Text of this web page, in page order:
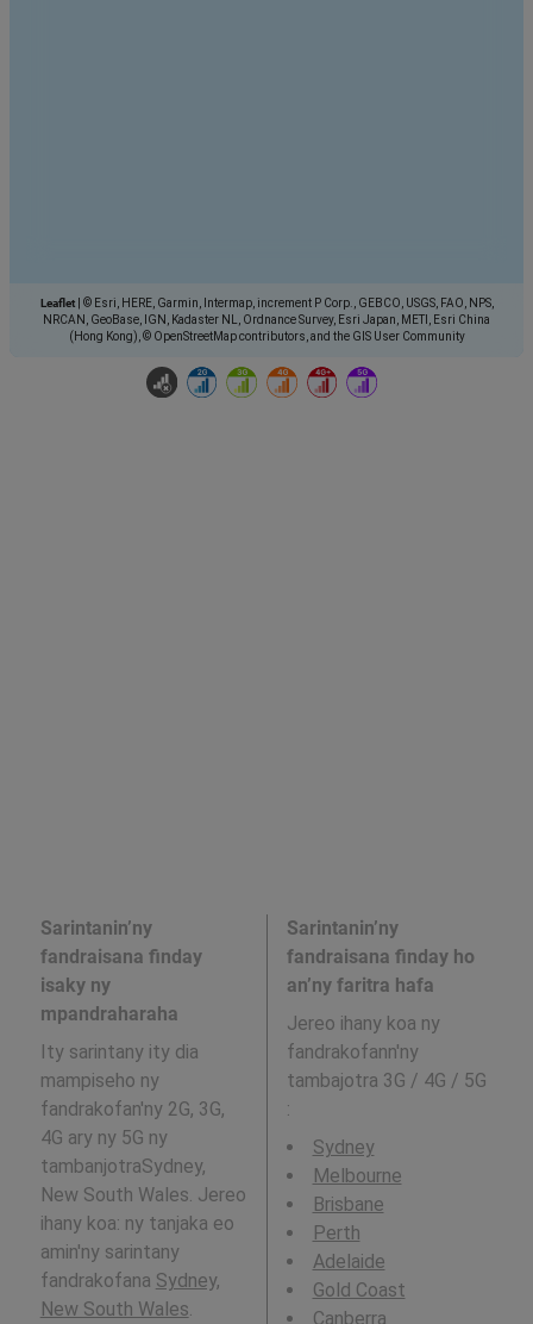
Leaflet
© Esri, HERE, Garmin, Intermap, increment P Corp., GEBCO, USGS, FAO, NPS,
NRCAN, GeoBase, IGN, Kadaster NL, Ordnance Survey, Esri Japan, METI, Esri China
(Hong Kong), © OpenStreetMap contributors, and the GIS User Community
Sarintanin’ny
fandraisana finday
isaky ny
mpandraharaha
Ity sarintany ity dia
mampiseho ny
fandrakofan'ny 2G, 3G,
4G ary ny 5G ny
tambanjotraSydney,
New South Wales. Jereo
ihany koa: ny tanjaka eo
amin'ny sarintany
fandrakofana Sydney,
New South Wales.
Sarintanin’ny
fandraisana finday ho
an’ny faritra hafa
Jereo ihany koa ny
fandrakofann'ny
tambajotra 3G / 4G / 5G
:
Sydney
Melbourne
Brisbane
Perth
Adelaide
Gold Coast
Canberra